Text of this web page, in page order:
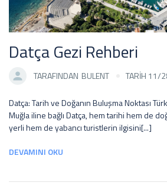
Datça Gezi Rehberi
TARAFINDAN BULENT TARİH 11/
Datça: Tarih ve Doğanın Buluşma Noktası
Muğla iline bağlı Datça, hem tarihi hem de
yerli hem de yabancı turistlerin ilgisini[...]
DEVAMINI OKU